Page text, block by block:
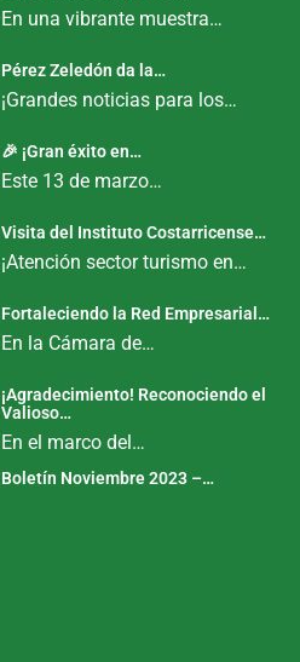
En una vibrante muestra…
Pérez Zeledón da la…
¡Grandes noticias para los…
🎉 ¡Gran éxito en…
Este 13 de marzo…
Visita del Instituto Costarricense…
¡Atención sector turismo en…
Fortaleciendo la Red Empresarial…
En la Cámara de…
¡Agradecimiento! Reconociendo el
Valioso…
En el marco del…
Boletín Noviembre 2023 –…